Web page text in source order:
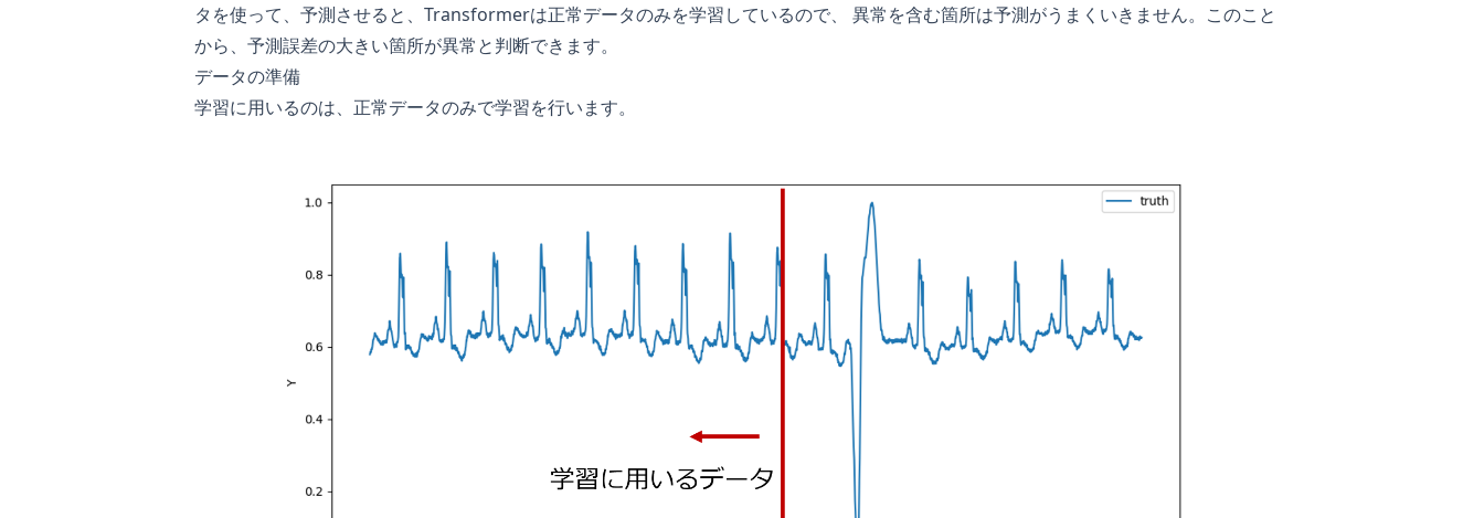
タを使って、予測させると、Transformerは正常データのみを学習しているので、 異常を含む箇所は予測がうまくいきません。このこと
から、予測誤差の大きい箇所が異常と判断できます。
データの準備
学習に用いるのは、正常データのみで学習を行います。